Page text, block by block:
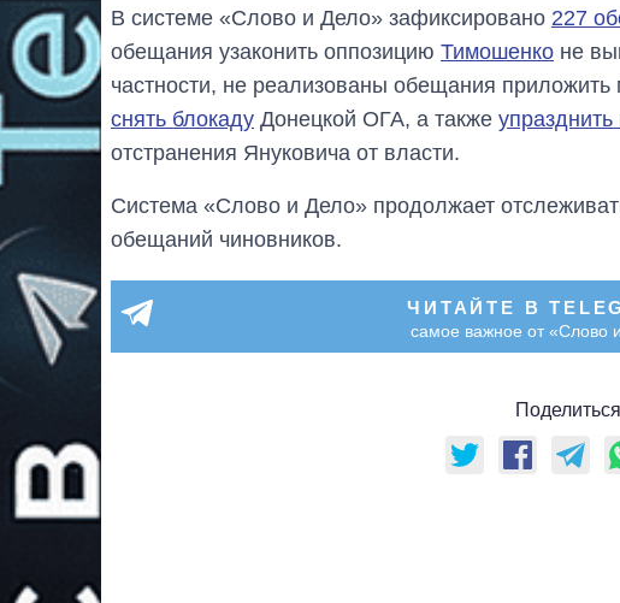
В системе «Слово и Дело» зафиксировано 227
обещания узаконить оппозицию Тимошенко не
частности, не реализованы обещания
снять блокаду Донецкой ОГА, а также
отстранения Януковича от власти.
Система «Слово и Дело» продолжает
обещаний чиновников.
ЧИТАЙТЕ В
самое важное от «Слово